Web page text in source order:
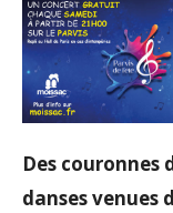
Des couronnes
danses venues